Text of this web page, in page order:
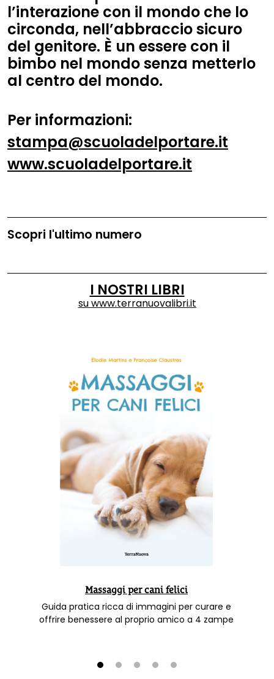
l’interazione con il mondo che lo
circonda, nell’abbraccio sicuro
del genitore. È un essere con il
bimbo nel mondo senza metterlo
al centro del mondo.
Per informazioni:
stampa@scuoladelportare.it
www.scuoladelportare.it
Scopri l'ultimo numero
I NOSTRI LIBRI
suwww.terranuovalibri.it
Massaggi per cani felici
Guida pratica ricca di immagini per curare e
offrire benessere al proprio amico a 4 zampe